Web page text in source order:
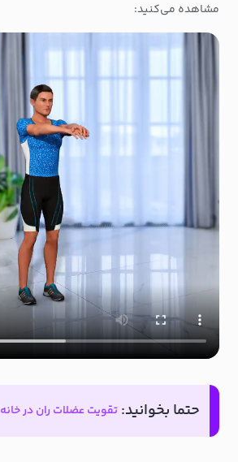
مشاهده می‌کنید:
حتما بخوانید: تقویت عضلات ران در خانه